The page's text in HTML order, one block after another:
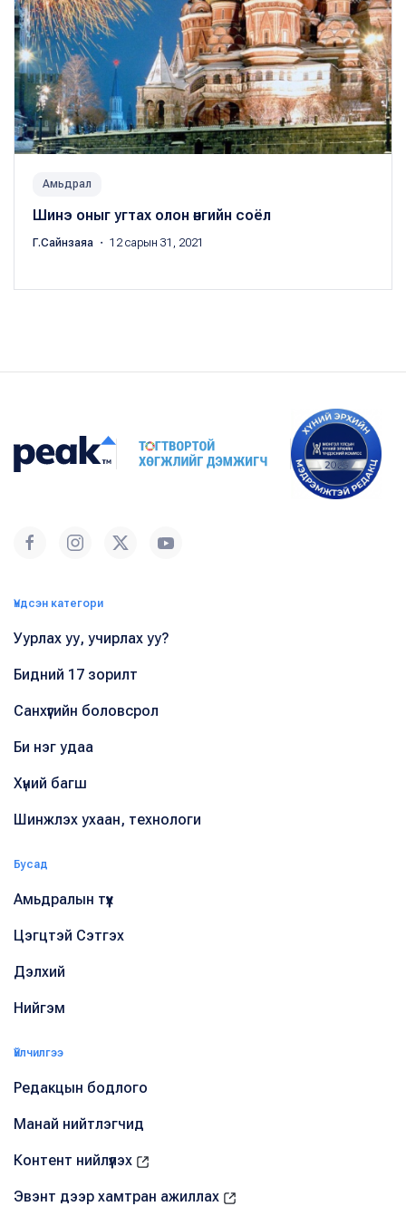
Амьдрал
Шинэ оныг угтах олон өнгийн соёл
Г.Сайнзаяа ・ 12 сарын 31, 2021
Үндсэн категори
Уурлах уу, учирлах уу?
Бидний 17 зорилт
Санхүүгийн боловсрол
Би нэг удаа
Хүний багш
Шинжлэх ухаан, технологи
Бусад
Амьдралын түүх
Цэгцтэй Сэтгэх
Дэлхий
Нийгэм
Үйлчилгээ
Редакцын бодлого
Манай нийтлэгчид
Контент нийлүүлэх
Эвэнт дээр хамтран ажиллах